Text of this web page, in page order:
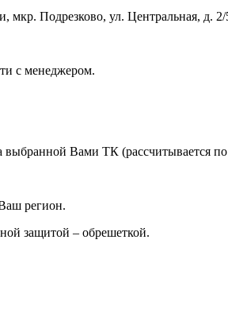
мкр. Подрезково, ул. Центральная, д. 2/
с менеджером.
Вами ТК (рассчитывается
регион.
защитой – обрешеткой.